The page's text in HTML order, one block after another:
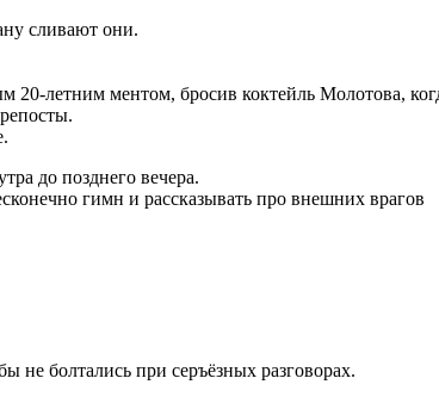
сливают они.
20-летним ментом, бросив коктейль Молотова,
до позднего вечера.
гимн и рассказывать про внешних врагов
не болтались при серъёзных разговорах.